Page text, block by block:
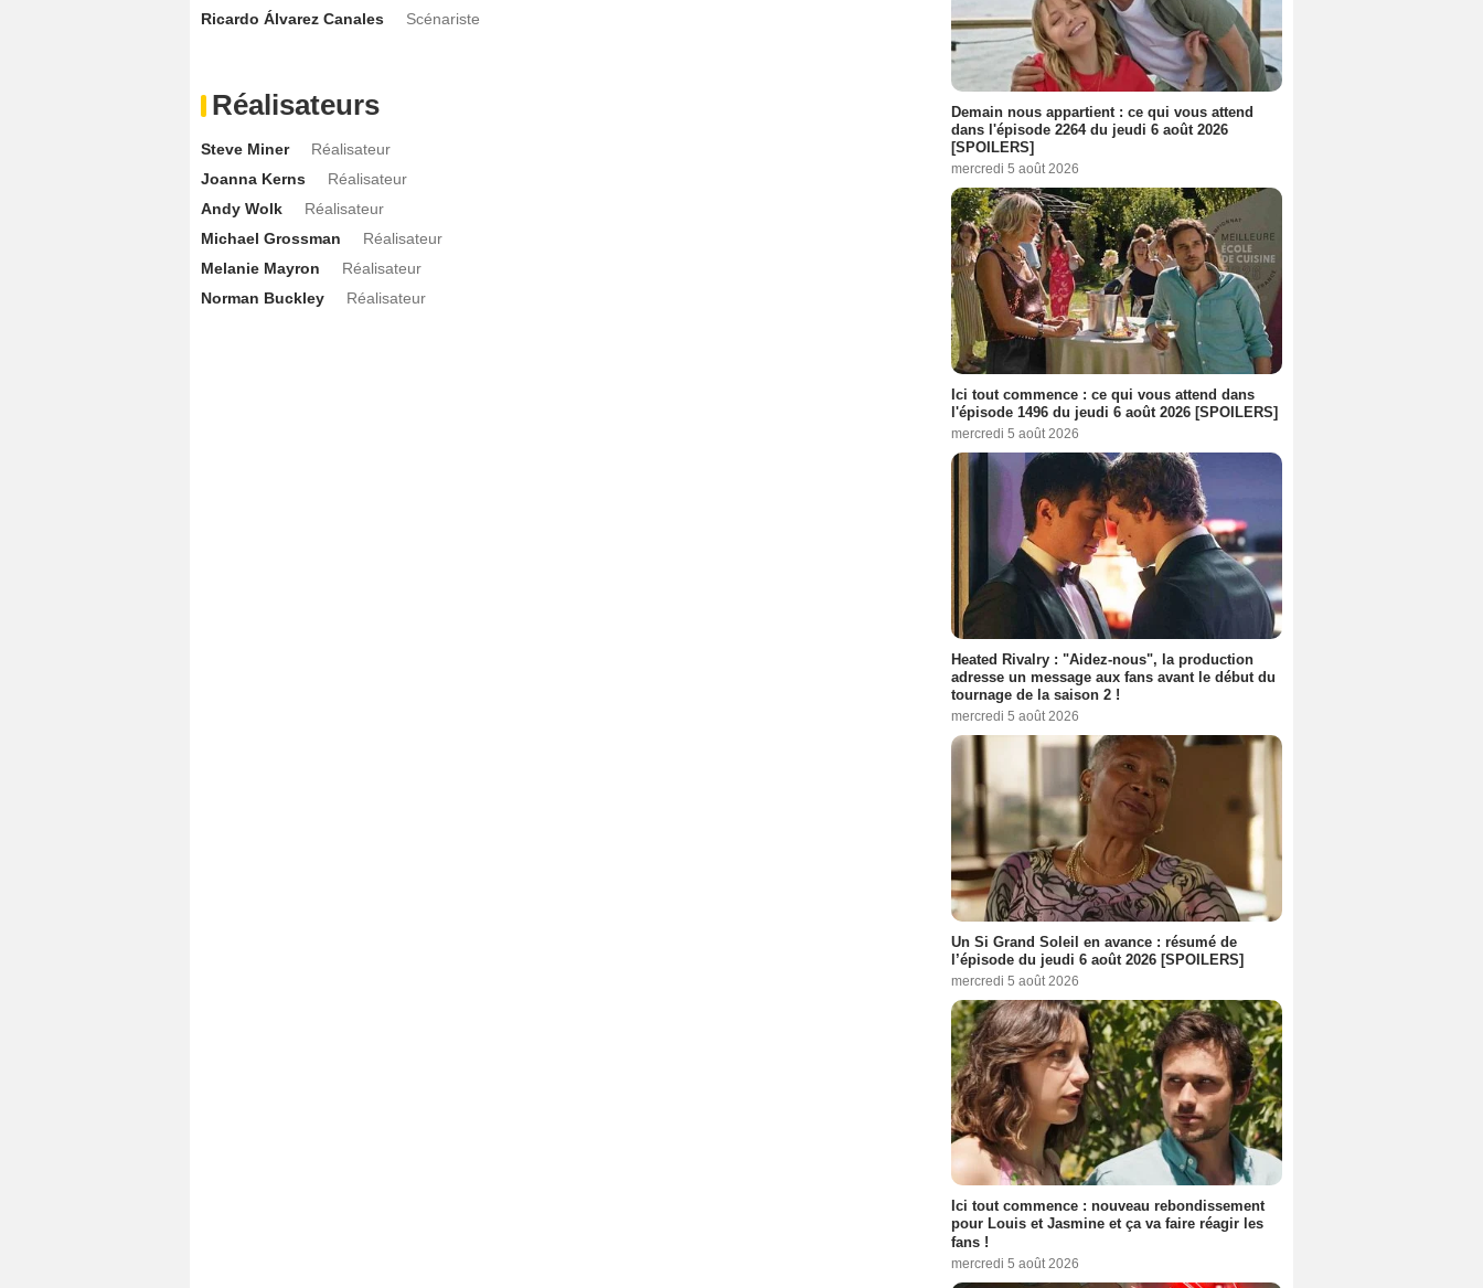
Merrin Dungey Dr. Susan Hamburg - 1 Episode :
Ricardo Álvarez Canales
Scénariste
Réalisateurs
Steve Miner
Réalisateur
Joanna Kerns
Réalisateur
Andy Wolk
Réalisateur
Michael Grossman
Réalisateur
Melanie Mayron
Réalisateur
Norman Buckley
Réalisateur
Demain nous appartient : ce qui vous attend
dans l'épisode 2264 du jeudi 6 août 2026
[SPOILERS]
mercredi 5 août 2026
Ici tout commence : ce qui vous attend dans
l'épisode 1496 du jeudi 6 août 2026 [SPOILERS]
mercredi 5 août 2026
Heated Rivalry : "Aidez-nous", la production
adresse un message aux fans avant le début du
tournage de la saison 2 !
mercredi 5 août 2026
Un Si Grand Soleil en avance : résumé de
l’épisode du jeudi 6 août 2026 [SPOILERS]
mercredi 5 août 2026
Ici tout commence : nouveau rebondissement
pour Louis et Jasmine et ça va faire réagir les
fans !
mercredi 5 août 2026